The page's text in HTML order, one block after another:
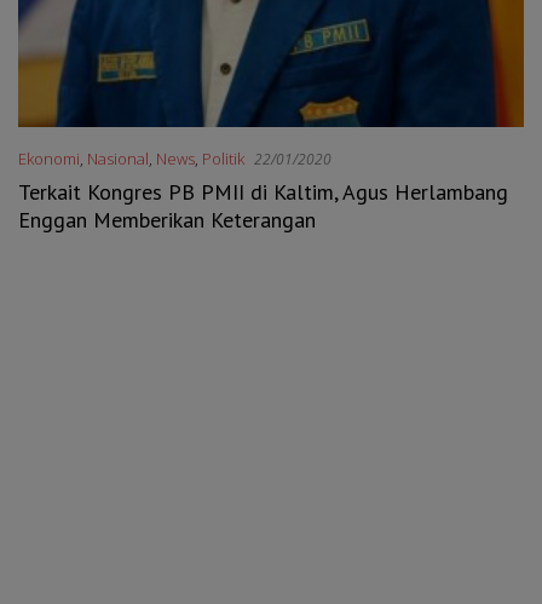
Ekonomi, Nasional, News, Politik 22/01/2020
Terkait Kongres PB PMII di Kaltim, Agus Herlambang
Enggan Memberikan Keterangan